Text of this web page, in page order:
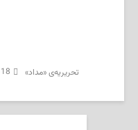
تحریریه‌ی «مداد»